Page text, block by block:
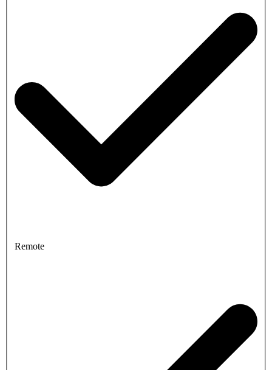
Remote